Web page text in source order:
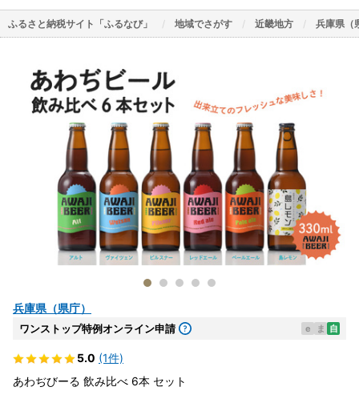
ふるさと納税サイト「ふるなび」 地域でさがす 近畿地方 兵庫県（
兵庫県（県庁）
ワンストップ特例オンライン申請 e ま 自
5.0 (1件)
あわぢびーる 飲み比べ 6本 セット